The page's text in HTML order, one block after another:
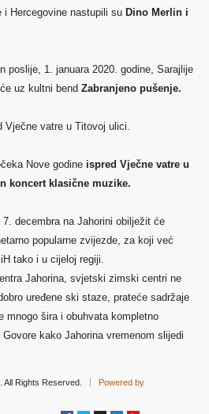
i Hercegovine nastupili su Dino Merlin i
poslije, 1. januara 2020. godine, Sarajlije
uz kultni bend Zabranjeno pušenje.
Vječne vatre u Titovoj ulici.
Nove godine ispred Vječne vatre u
koncert klasične muzike.
decembra na Jahorini obilježit će
popularne zvijezde, za koji već
tako i u cijeloj regiji.
Jahorina, svjetski zimski centri ne
uređene ski staze, prateće sadržaje
mnogo šira i obuhvata kompletno
kako Jahorina vremenom slijedi
All Rights Reserved.
Powered by